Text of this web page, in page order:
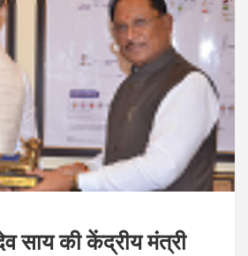
साय की केंद्रीय मंत्री